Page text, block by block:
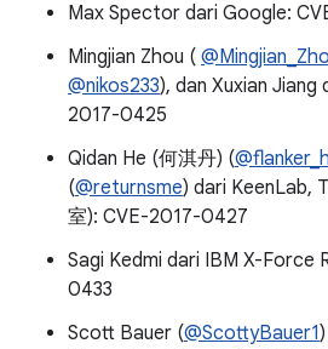
Max Spector dari Google:
Mingjian Zhou (
@nikos233), dan Xuxian Jiang
2017-0425
Qidan He (何淇丹) (
(@returnsme) dari KeenLab,
室): CVE-2017-0427
Sagi Kedmi dari IBM X-Force
0433
Scott Bauer (@ScottyBauer1